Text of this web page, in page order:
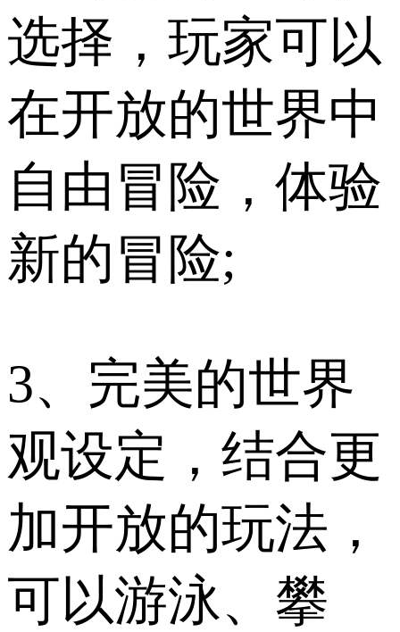
选择，玩家可以
在开放的世界中
自由冒险，体验
新的冒险;
3、完美的世界
观设定，结合更
加开放的玩法，
可以游泳、攀